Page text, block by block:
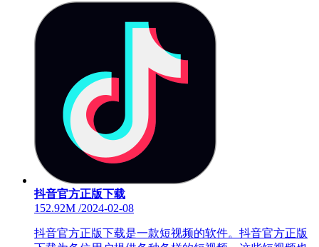
抖音官方正版下载
152.92M /2024-02-08
抖音官方正版下载是一款短视频的软件。抖音官方正版